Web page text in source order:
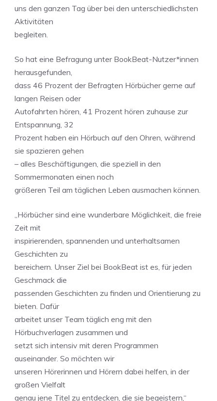
uns den ganzen Tag über bei den unterschiedlichsten
Aktivitäten
begleiten.
So hat eine Befragung unter BookBeat-Nutzer*innen
herausgefunden,
dass 46 Prozent der Befragten Hörbücher gerne auf
langen Reisen oder
Autofahrten hören, 41 Prozent hören zuhause zur
Entspannung, 32
Prozent haben ein Hörbuch auf den Ohren, während
sie spazieren gehen
– alles Beschäftigungen, die speziell in den
Sommermonaten einen noch
größeren Teil am täglichen Leben ausmachen können.
„Hörbücher sind eine wunderbare Möglichkeit, die freie
Zeit mit
inspirierenden, spannenden und unterhaltsamen
Geschichten zu
bereichern. Unser Ziel bei BookBeat ist es, für jeden
Geschmack die
passenden Geschichten zu finden und Orientierung zu
bieten. Dafür
arbeitet unser Team täglich eng mit den
Hörbuchverlagen zusammen und
setzt sich intensiv mit deren Programmen
auseinander. So möchten wir
unseren Hörerinnen und Hörern dabei helfen, in der
großen Vielfalt
genau jene Titel zu entdecken, die sie begeistern,“